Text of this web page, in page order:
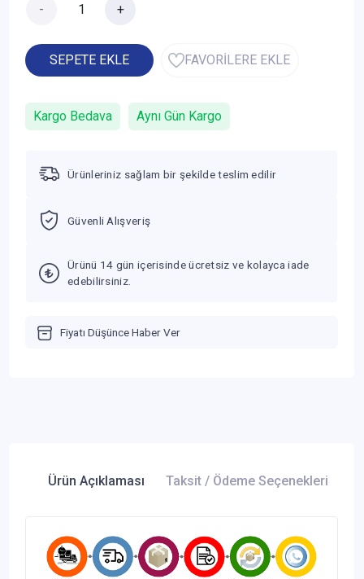
- +
SEPETE EKLE FAVORİLERE EKLE
Kargo Bedava Aynı Gün Kargo
Ürünleriniz sağlam bir şekilde teslim edilir
Güvenli Alışveriş
Ürünü 14 gün içerisinde ücretsiz ve kolayca iade
edebilirsiniz.
Fiyatı Düşünce Haber Ver
Ürün Açıklaması Taksit / Ödeme Seçenekleri